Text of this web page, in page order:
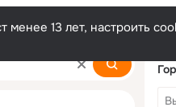
менее 13 лет, настроить